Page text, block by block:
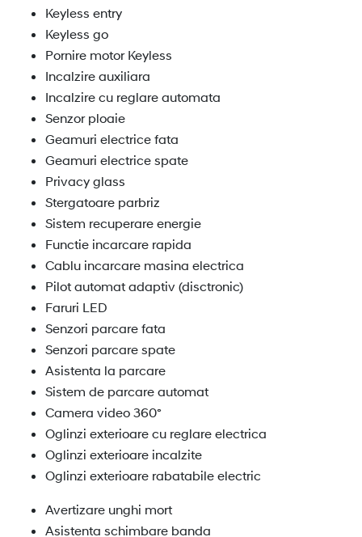
Keyless entry
Keyless go
Pornire motor Keyless
Incalzire auxiliara
Incalzire cu reglare automata
Senzor ploaie
Geamuri electrice fata
Geamuri electrice spate
Privacy glass
Stergatoare parbriz
Sistem recuperare energie
Functie incarcare rapida
Cablu incarcare masina electrica
Pilot automat adaptiv (disctronic)
Faruri LED
Senzori parcare fata
Senzori parcare spate
Asistenta la parcare
Sistem de parcare automat
Camera video 360º
Oglinzi exterioare cu reglare electrica
Oglinzi exterioare incalzite
Oglinzi exterioare rabatabile electric
Avertizare unghi mort
Asistenta schimbare banda